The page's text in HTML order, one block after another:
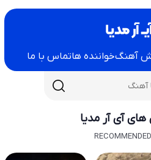
آهنگخواننده هاتماس با ما
آی آر مدیا